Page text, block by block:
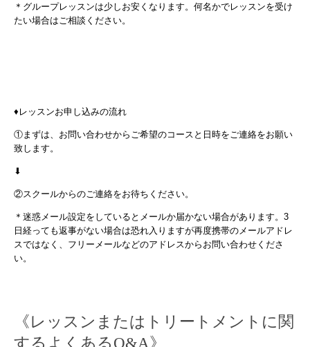
＊グループレッスンは少しお安くなります。何名かでレッスンを受け
たい場合はご相談ください。
♦︎レッスンお申し込みの流れ
①まずは、お問い合わせからご希望のコースと日時をご連絡をお願い
致します。
⬇︎
②スクールからのご連絡をお待ちください。
＊迷惑メール設定をしているとメールか届かない場合があります。3
日経っても返事がない場合は恐れ入りますが再度携帯のメールアドレ
スではなく、フリーメールなどのアドレスからお問い合わせくださ
い。
《レッスンまたはトリートメントに関
するよくある Q&A》